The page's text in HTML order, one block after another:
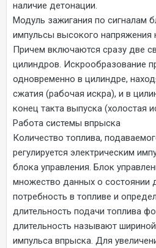
наличие детонации.
Модуль зажигания по сигналам
импульсы высокого напряжения
Причем включаются сразу две
цилиндров. Искрообразование
одновременно в цилиндре,
сжатия (рабочая искра), и в
конец такта выпуска (холостая
Работа системы впрыска
Количество топлива,
регулируется электрическим
блока управления. Блок
множество данных о состоянии
потребность в топливе и
длительность подачи топлива
длительность называют
импульса впрыска. Для